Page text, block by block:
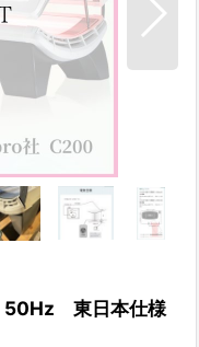
50Hz 東日本仕様